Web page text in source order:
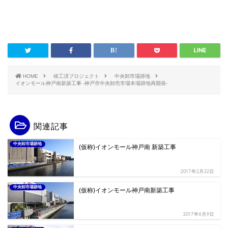
HOME 竣工済プロジェクト
中央卸市場跡地
イオンモール神戸南新築工事 -神戸市中央卸売市場本場跡地再開発-
関連記事
中央卸市場跡地 (仮称)イオンモール神戸南 新築工事
2017年2月22日
中央卸市場跡地 (仮称)イオンモール神戸南新築工事
2017年6月9日